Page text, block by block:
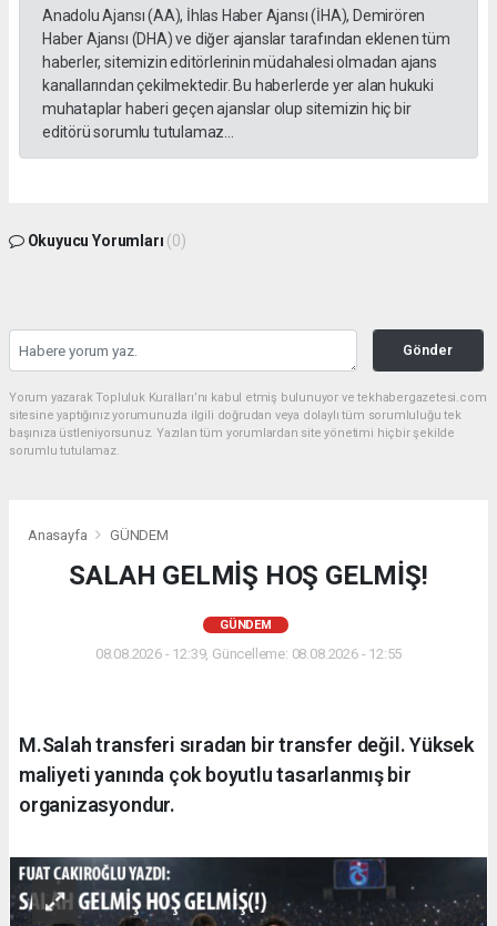
Anadolu Ajansı (AA), İhlas Haber Ajansı (İHA), Demirören
Haber Ajansı (DHA) ve diğer ajanslar tarafından eklenen tüm
haberler, sitemizin editörlerinin müdahalesi olmadan ajans
kanallarından çekilmektedir. Bu haberlerde yer alan hukuki
muhataplar haberi geçen ajanslar olup sitemizin hiç bir
editörü sorumlu tutulamaz...
Okuyucu Yorumları (0)
Gönder
Yorum yazarak Topluluk Kuralları’nı kabul etmiş bulunuyor ve tekhabergazetesi.com
sitesine yaptığınız yorumunuzla ilgili doğrudan veya dolaylı tüm sorumluluğu tek
başınıza üstleniyorsunuz. Yazılan tüm yorumlardan site yönetimi hiçbir şekilde
sorumlu tutulamaz.
Anasayfa GÜNDEM
SALAH GELMİŞ HOŞ GELMİŞ!
GÜNDEM
08.08.2026 - 12:39, Güncelleme: 08.08.2026 - 12:55
M.Salah transferi sıradan bir transfer değil. Yüksek
maliyeti yanında çok boyutlu tasarlanmış bir
organizasyondur.